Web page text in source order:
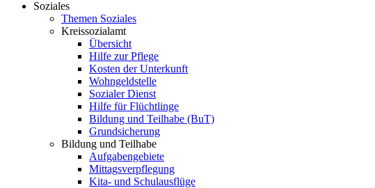
Soziales
Themen Soziales
Kreissozialamt
Übersicht
Hilfe zur Pflege
Kosten der Unterkunft
Wohngeldstelle
Sozialer Dienst
Hilfe für Flüchtlinge
Bildung und Teilhabe (BuT)
Grundsicherung
Bildung und Teilhabe
Aufgabengebiete
Mittagsverpflegung
Kita- und Schulausflüge